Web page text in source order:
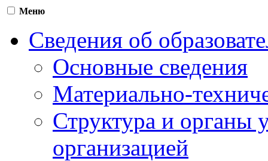
Меню
Сведения об
Основные сведения
Материально-
Структура и органы
организацией